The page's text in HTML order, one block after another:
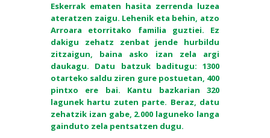
Eskerrak ematen hasita zerrenda luzea
ateratzen zaigu. Lehenik eta behin, atzo
Arroara etorritako familia guztiei. Ez
dakigu zehatz zenbat jende hurbildu
zitzaigun, baina asko izan zela argi
daukagu. Datu batzuk baditugu: 1300
otarteko saldu ziren gure postuetan, 400
pintxo ere bai. Kantu bazkarian 320
lagunek hartu zuten parte. Beraz, datu
zehatzik izan gabe, 2.000 laguneko langa
gainduto zela pentsatzen dugu.